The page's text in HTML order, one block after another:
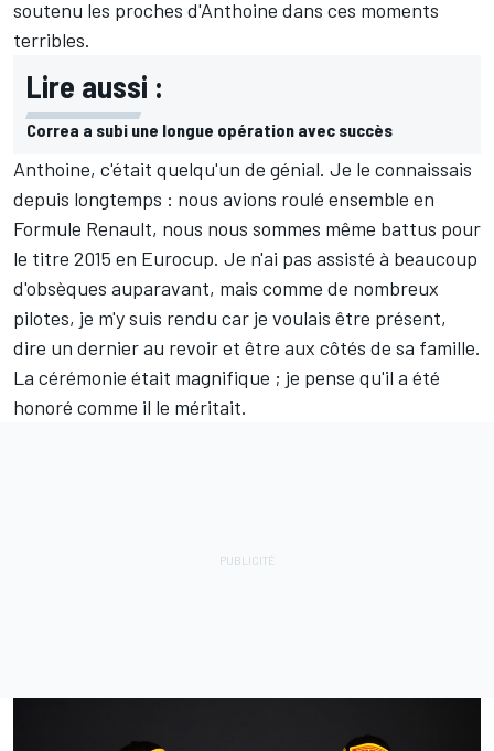
soutenu les proches d'Anthoine dans ces moments
terribles.
Lire aussi :
Correa a subi une longue opération avec succès
Anthoine, c'était quelqu'un de génial. Je le connaissais
depuis longtemps : nous avions roulé ensemble en
Formule Renault, nous nous sommes même battus pour
le titre 2015 en Eurocup. Je n'ai pas assisté à beaucoup
d'obsèques auparavant, mais comme de nombreux
pilotes, je m'y suis rendu car je voulais être présent,
dire un dernier au revoir et être aux côtés de sa famille.
La cérémonie était magnifique ; je pense qu'il a été
honoré comme il le méritait.